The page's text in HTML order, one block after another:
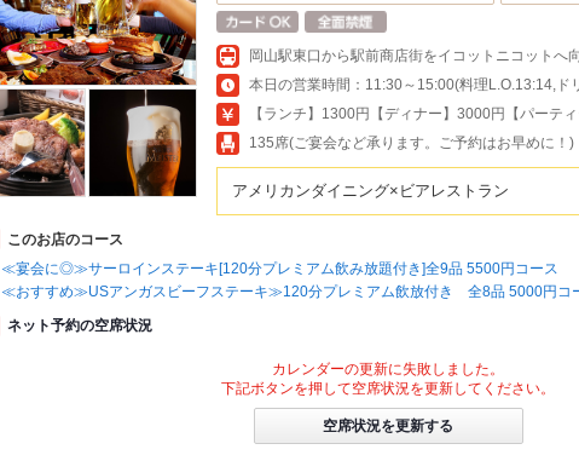
【ランチ】1300円【ディナー】3000円【パーテ
135席(ご宴会など承ります。ご予約はお早めに！)
アメリカンダイニング×ビアレストラン
このお店のコース
≪宴会に◎≫サーロインステーキ[120分プレミアム飲み放題付き]全9品 5500円コース
≪おすすめ≫USアンガスビーフステーキ≫120分プレミアム飲放付き 全8品 5000円コ
ネット予約の空席状況
カレンダーの更新に失敗しました。
下記ボタンを押して空席状況を更新してください。
空席状況を更新する